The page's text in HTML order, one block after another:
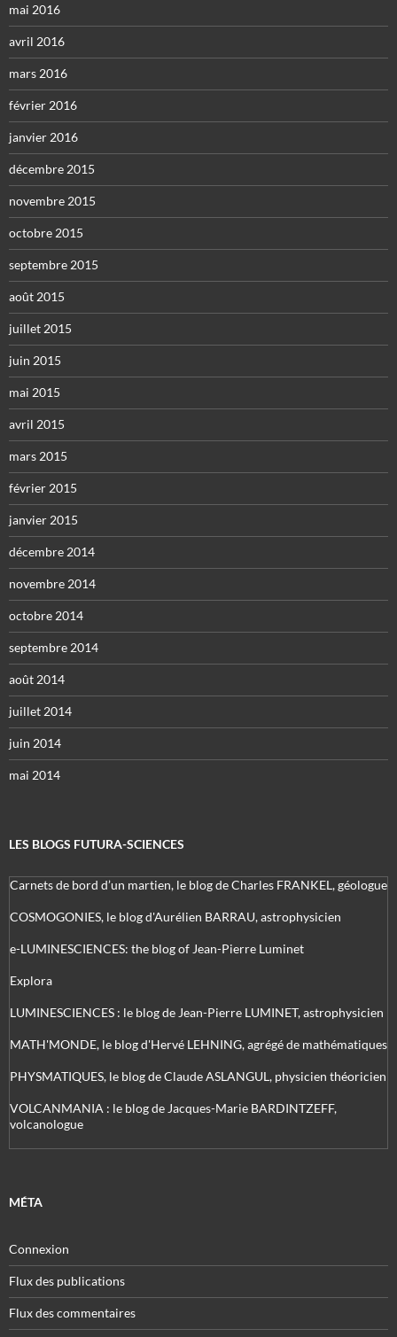
mai 2016
avril 2016
mars 2016
février 2016
janvier 2016
décembre 2015
novembre 2015
octobre 2015
septembre 2015
août 2015
juillet 2015
juin 2015
mai 2015
avril 2015
mars 2015
février 2015
janvier 2015
décembre 2014
novembre 2014
octobre 2014
septembre 2014
août 2014
juillet 2014
juin 2014
mai 2014
LES BLOGS FUTURA-SCIENCES
Carnets de bord d’un martien, le blog de Charles FRANKEL, géologue
COSMOGONIES, le blog d'Aurélien BARRAU, astrophysicien
e-LUMINESCIENCES: the blog of Jean-Pierre Luminet
Explora
LUMINESCIENCES : le blog de Jean-Pierre LUMINET, astrophysicien
MATH'MONDE, le blog d'Hervé LEHNING, agrégé de mathématiques
PHYSMATIQUES, le blog de Claude ASLANGUL, physicien théoricien
VOLCANMANIA : le blog de Jacques-Marie BARDINTZEFF,
volcanologue
MÉTA
Connexion
Flux des publications
Flux des commentaires